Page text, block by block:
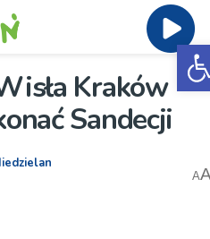
Kraków
Sandecji
A